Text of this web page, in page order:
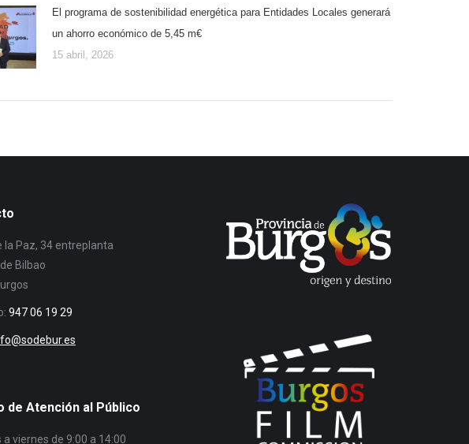
El programa de sostenibilidad energética para Entidades Locales generará
un ahorro económico de 5,45 m€
15 abril, 2026
la Paz, 34 entreplanta
Bilbao
947 06 19 29
de Atención al Público
a viernes de 9:00 a 14:00